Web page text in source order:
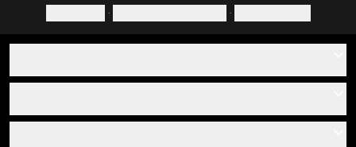
· ·
Über uns